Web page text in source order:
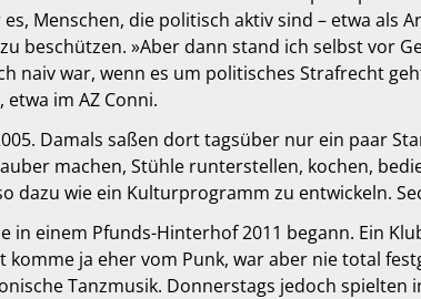
Menschen, die politisch aktiv sind – etwa als
beschützen. »Aber dann stand ich selbst vor
naiv war, wenn es um politisches Strafrecht
im AZ Conni.
Damals saßen dort tagsüber nur ein paar
machen, Stühle runterstellen, kochen,
dazu wie ein Kulturprogramm zu entwickeln.
in einem Pfunds-Hinterhof 2011 begann. Ein
ja eher vom Punk, war aber nie total
Tanzmusik. Donnerstags jedoch spielten